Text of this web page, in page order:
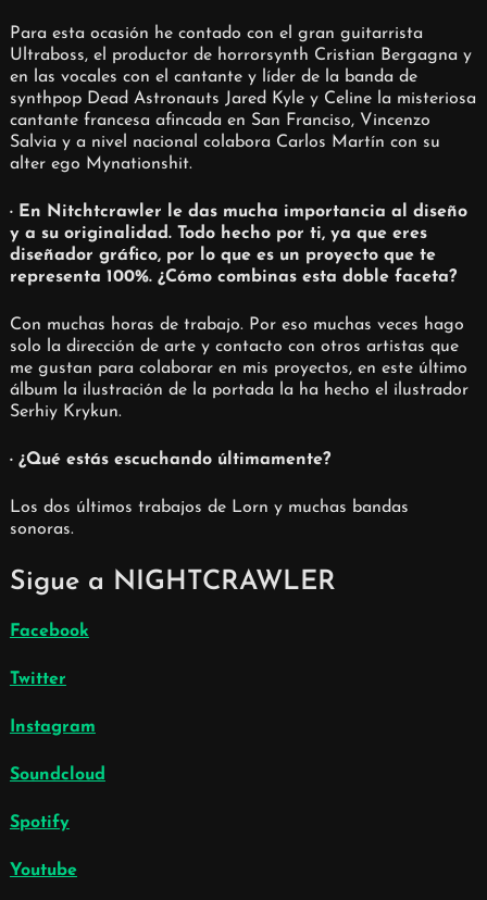
Para esta ocasión he contado con el gran guitarrista
Ultraboss, el productor de horrorsynth Cristian Bergagna y
en las vocales con el cantante y líder de la banda de
synthpop Dead Astronauts Jared Kyle y Celine la misteriosa
cantante francesa afincada en San Franciso, Vincenzo
Salvia y a nivel nacional colabora Carlos Martín con su
alter ego Mynationshit.
· En Nitchtcrawler le das mucha importancia al diseño
y a su originalidad. Todo hecho por ti, ya que eres
diseñador gráfico, por lo que es un proyecto que te
representa 100%. ¿Cómo combinas esta doble faceta?
Con muchas horas de trabajo. Por eso muchas veces hago
solo la dirección de arte y contacto con otros artistas que
me gustan para colaborar en mis proyectos, en este último
álbum la ilustración de la portada la ha hecho el ilustrador
Serhiy Krykun.
· ¿Qué estás escuchando últimamente?
Los dos últimos trabajos de Lorn y muchas bandas
sonoras.
Sigue a NIGHTCRAWLER
Facebook
Twitter
Instagram
Soundcloud
Spotify
Youtube